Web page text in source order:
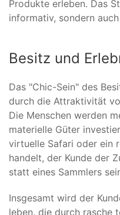
Produkte erleben. Das
informativ, sondern
Besitz und
Das "Chic-Sein" des
durch die Attraktivität
Die Menschen werden
materielle Güter
virtuelle Safari oder ein
handelt, der Kunde der
statt eines Sammlers
Insgesamt wird der
leben, die durch rasche